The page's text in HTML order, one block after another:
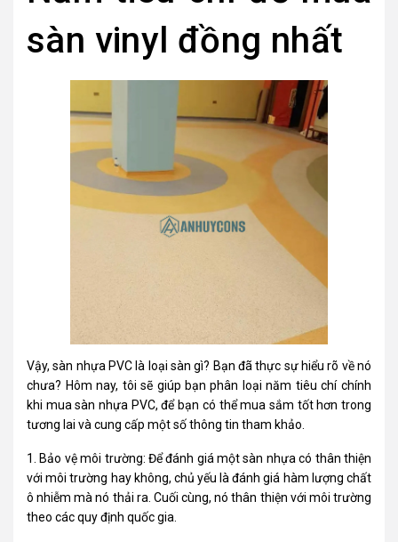
sàn vinyl đồng nhất
Vậy, sàn nhựa PVC là loại sàn gì? Bạn đã thực sự hiểu rõ về nó
chưa? Hôm nay, tôi sẽ giúp bạn phân loại năm tiêu chí chính
khi mua sàn nhựa PVC, để bạn có thể mua sắm tốt hơn trong
tương lai và cung cấp một số thông tin tham khảo.
1. Bảo vệ môi trường: Để đánh giá một sàn nhựa có thân thiện
với môi trường hay không, chủ yếu là đánh giá hàm lượng chất
ô nhiễm mà nó thải ra. Cuối cùng, nó thân thiện với môi trường
theo các quy định quốc gia.